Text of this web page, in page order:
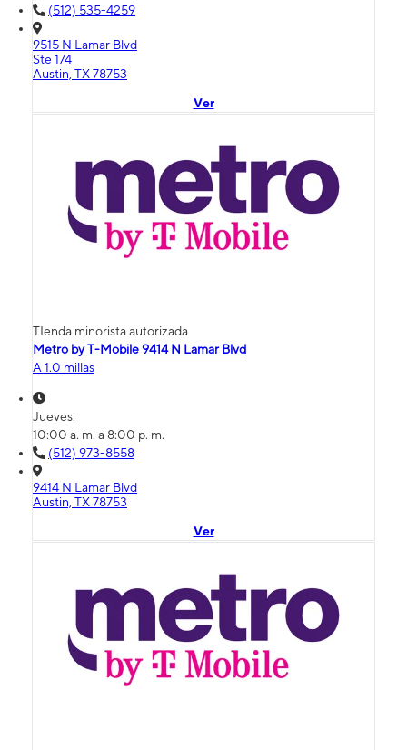
(512) 535-4259
9515 N Lamar Blvd
Ste 174
Austin, TX 78753
Ver
TIenda minorista autorizada
Metro by T-Mobile 9414 N Lamar Blvd
A 1.0 millas
Jueves:
10:00 a. m. a 8:00 p. m.
(512) 973-8558
9414 N Lamar Blvd
Austin, TX 78753
Ver